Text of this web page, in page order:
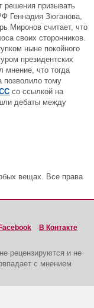
решения призывать
Геннадия Зюганова,
Миронов считает, что
своих сторонников.
ныне покойного
президентских
мнение, что тогда
позволило тому
со ссылкой на
дебаты между
вещах. Все права
Facebook
В Контакте
рецензируются и не
с мнением